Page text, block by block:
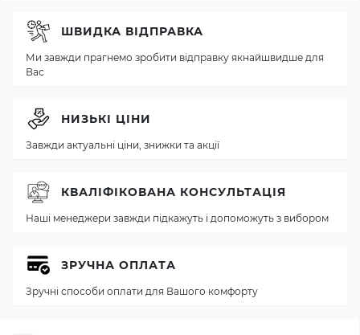
ШВИДКА ВІДПРАВКА
Ми завжди прагнемо зробити відправку якнайшвидше для
Вас
НИЗЬКІ ЦІНИ
Завжди актуальні ціни, знижки та акції
КВАЛІФІКОВАНА КОНСУЛЬТАЦІЯ
Наші менеджери завжди підкажуть і допоможуть з вибором
ЗРУЧНА ОПЛАТА
Зручні способи оплати для Вашого комфорту